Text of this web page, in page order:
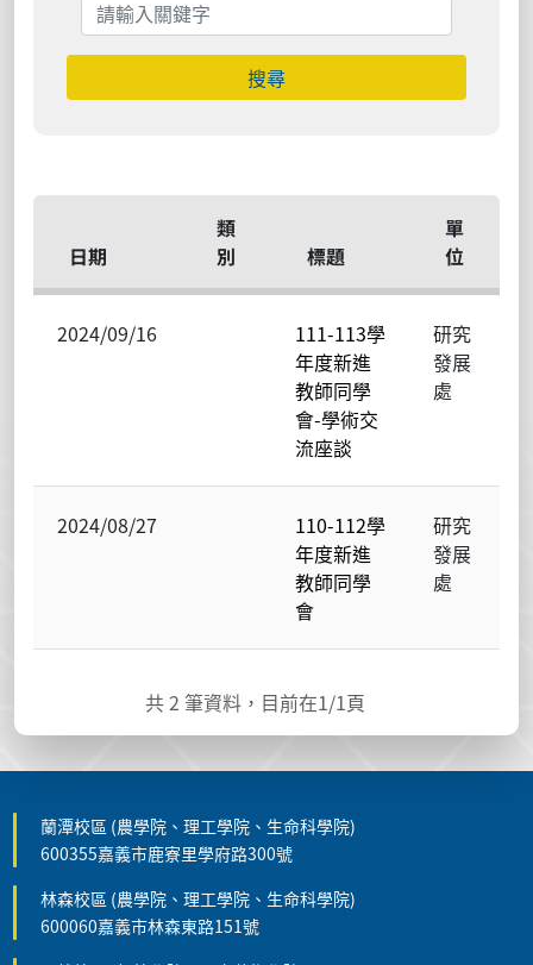
搜尋
日期
類
別
標題
單
位
2024/09/16
111-113學
年度新進
教師同學
會-學術交
流座談
研究
發展
處
2024/08/27
110-112學
年度新進
教師同學
會
研究
發展
處
共2 筆資料，目前在1/1頁
蘭潭校區 (農學院、理工學院、生命科學院)
600355嘉義市鹿寮里學府路300號
林森校區 (農學院、理工學院、生命科學院)
600060嘉義市林森東路151號